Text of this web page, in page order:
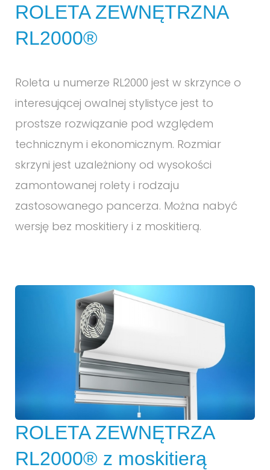
ROLETA ZEWNĘTRZNA
RL2000®
Roleta u numerze RL2000 jest w skrzynce o
interesującej owalnej stylistyce jest to
prostsze rozwiązanie pod względem
technicznym i ekonomicznym. Rozmiar
skrzyni jest uzależniony od wysokości
zamontowanej rolety i rodzaju
zastosowanego pancerza. Można nabyć
wersję bez moskitiery i z moskitierą.
ROLETA ZEWNĘTRZA
RL2000® z moskitierą